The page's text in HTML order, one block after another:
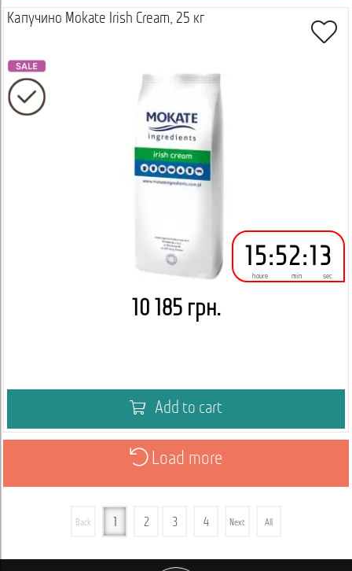
Капучино Mokate Irish Cream, 25 кг
15
houre
:52
min
: 12
sec
10 185 грн.
Add to cart
Load more
Back 2 3 4 Next All